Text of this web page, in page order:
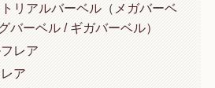
リアルバーベル（メガバーベ
バーベル / ギガバーベル）
レア
ア